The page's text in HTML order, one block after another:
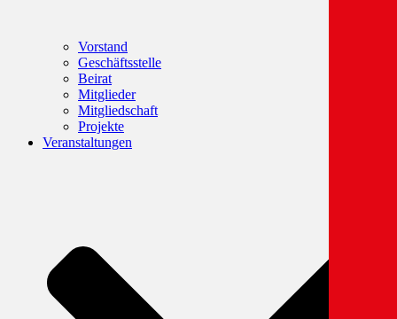
Vorstand
Geschäftsstelle
Beirat
Mitglieder
Mitgliedschaft
Projekte
Veranstaltungen